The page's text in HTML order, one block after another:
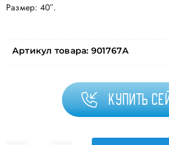
Размер: 40″.
Артикул товара: 901767A
Купить